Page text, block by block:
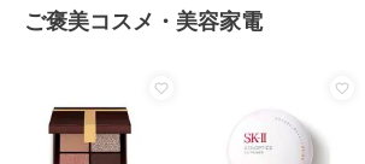
ご褒美コスメ・美容家電